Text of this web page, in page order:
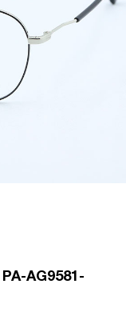
AG9581-